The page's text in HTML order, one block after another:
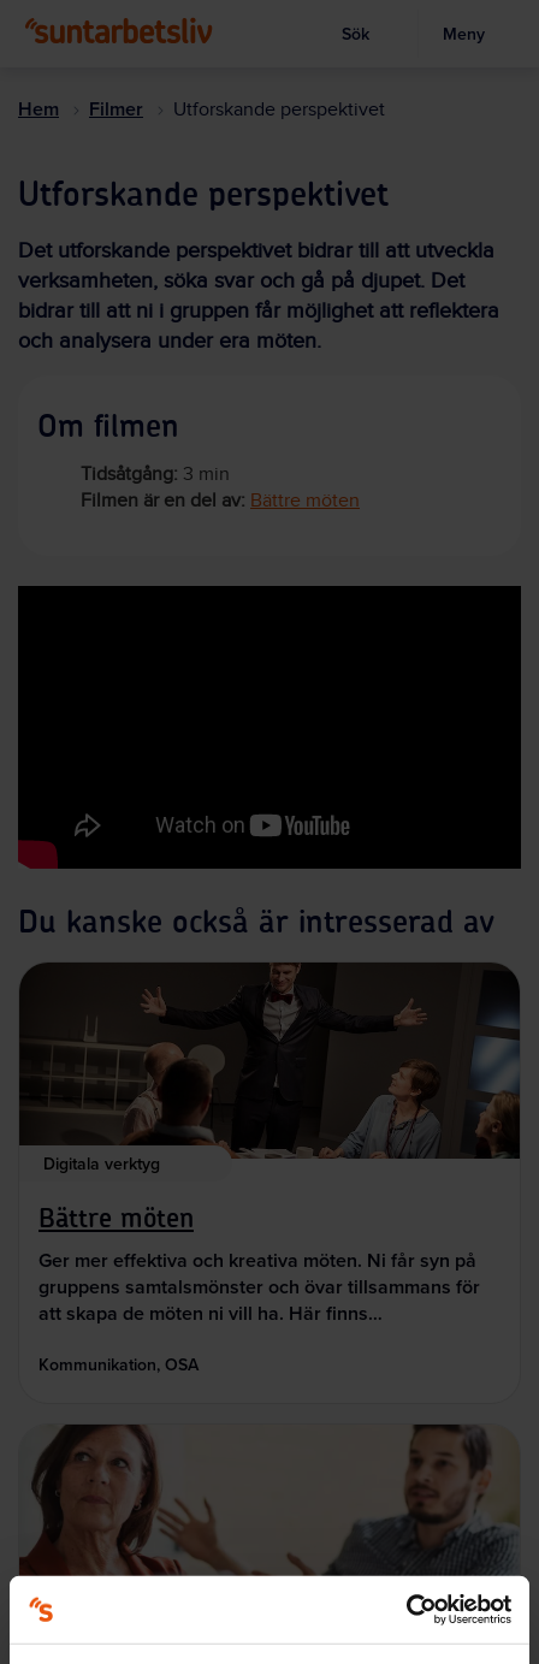
till
Visa sökruta
Sök Meny
Hem Filmer Utforskande perspektivet
Utforskande perspektivet
Det utforskande perspektivet bidrar till att utveckla
verksamheten, söka svar och gå på djupet. Det
bidrar till att ni i gruppen får möjlighet att reflektera
och analysera under era möten.
Om filmen
Tidsåtgång: 3 min
Filmen är en del av: Bättre möten
Du kanske också är intresserad av
Digitala verktyg
Bättre möten
Ger mer effektiva och kreativa möten. Ni får syn på
gruppens samtalsmönster och övar tillsammans för
att skapa de möten ni vill ha. Här finns…
Kommunikation, OSA
Så gör andra